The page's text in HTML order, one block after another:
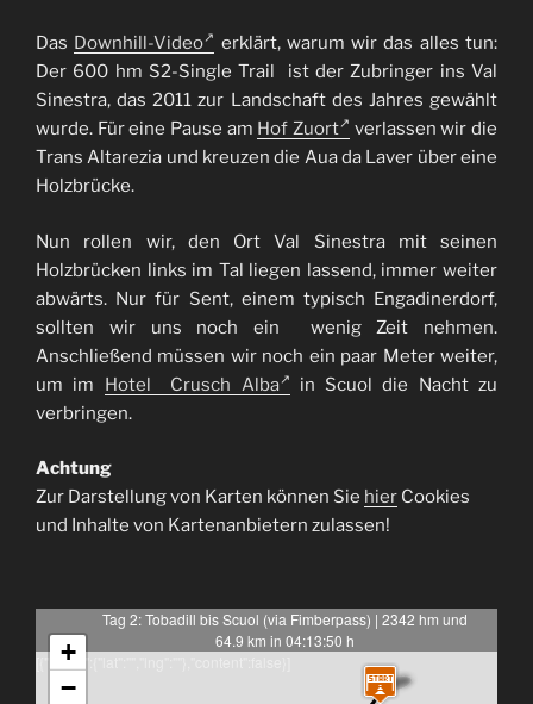
Das Downhill-Video
erklärt, warum wir das alles tun:
Der 600 hm S2-Single Trail ist der Zubringer ins Val
Sinestra, das 2011 zur Landschaft des Jahres gewählt
wurde. Für eine Pause am Hof Zuort
verlassen wir die
Trans Altarezia und kreuzen die Aua da Laver über eine
Holzbrücke.
Nun rollen wir, den Ort Val Sinestra mit seinen
Holzbrücken links im Tal liegen lassend, immer weiter
abwärts. Nur für Sent, einem typisch Engadinerdorf,
sollten wir uns noch ein wenig Zeit nehmen.
Anschließend müssen wir noch ein paar Meter weiter,
um im Hotel Crusch Alba
in Scuol die Nacht zu
verbringen.
Achtung
Zur Darstellung von Karten können Sie hier Cookies
und Inhalte von Kartenanbietern zulassen!
Tag 2: Tobadill bis Scuol (via Fimberpass) | 2342 hm und
64.9 km in 04:13:50 h
[{"latlng":{"lat":"","lng":""},"content":false}]
+
−